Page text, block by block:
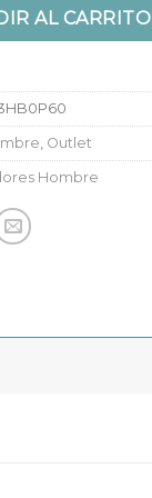
cantidad
AL CARRITO
Outlet
Hombre